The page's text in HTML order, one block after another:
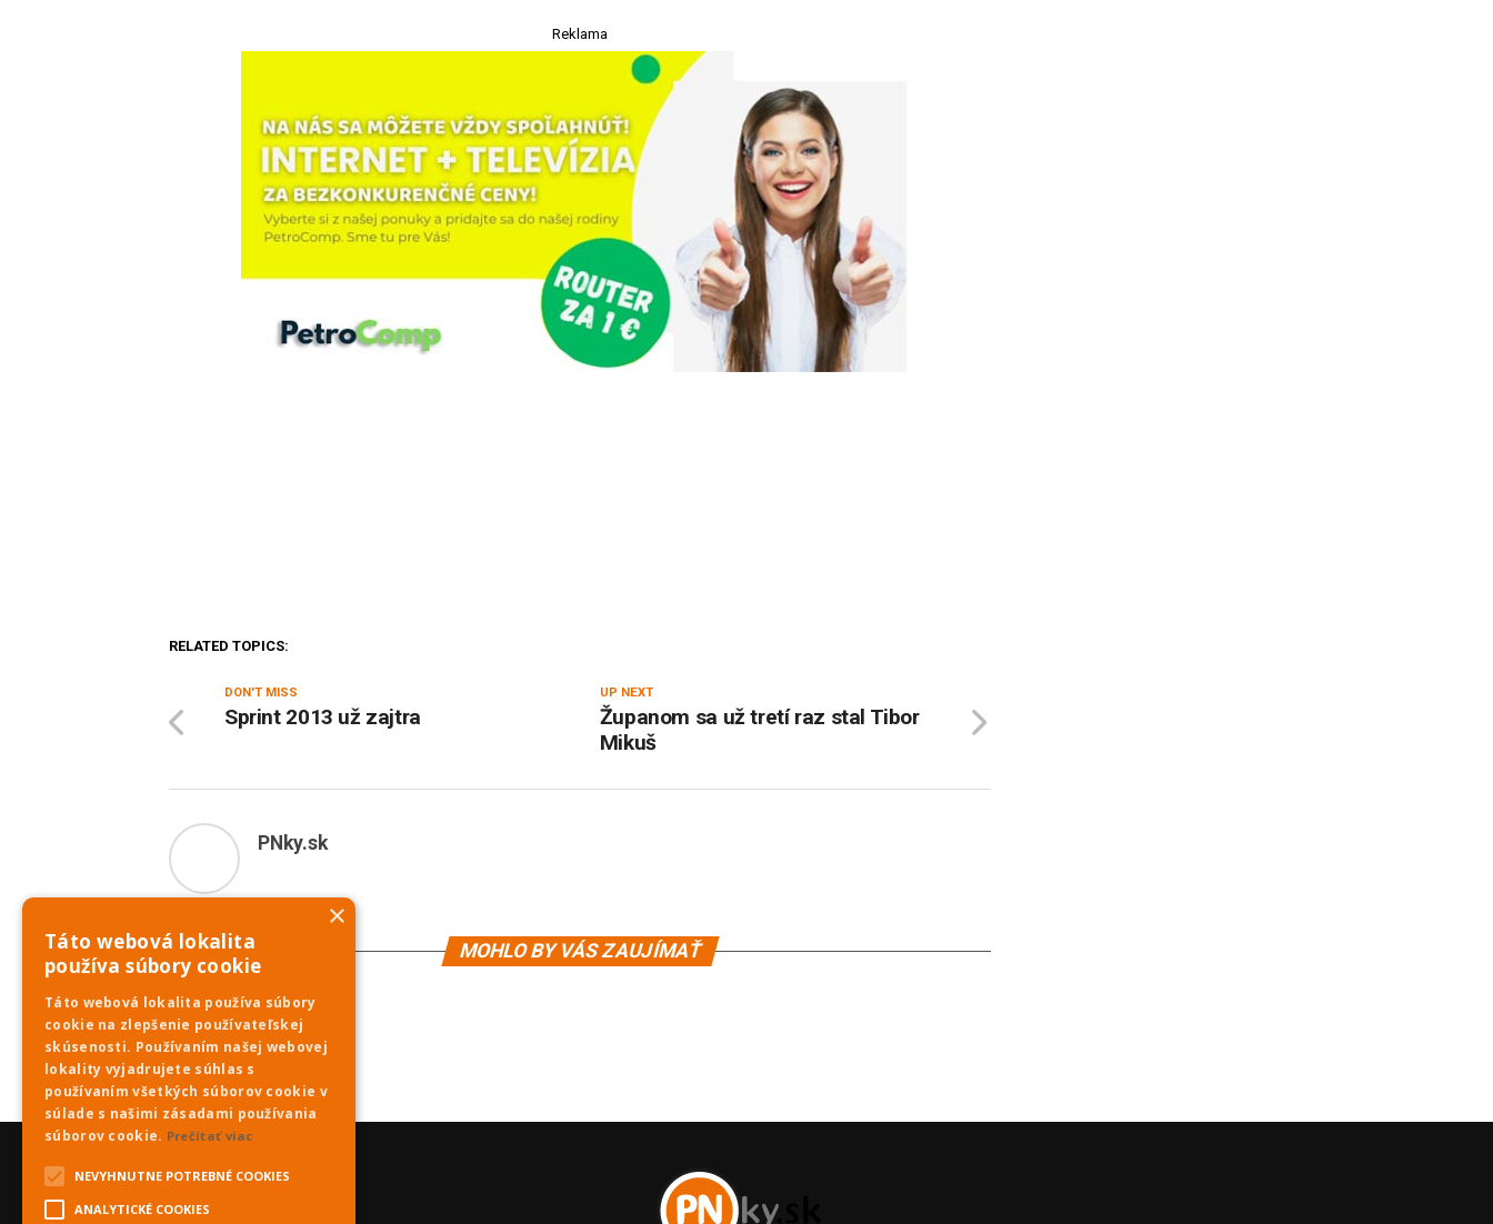
Reklama
RELATED TOPICS:
UP NEXT
Županom sa už tretí raz stal Tibor
Mikuš
DON'T MISS
Sprint 2013 už zajtra
PNky.sk
MOHLO BY VÁS ZAUJÍMAŤ
×
Táto webová lokalita
používa súbory cookie
Táto webová lokalita používa súbory
cookie na zlepšenie používateľskej
skúsenosti. Používaním našej webovej
lokality vyjadrujete súhlas s
používaním všetkých súborov cookie v
súlade s našimi zásadami používania
súborov cookie. Prečítať viac
NEVYHNUTNE POTREBNÉ COOKIES
ANALYTICKÉ COOKIES